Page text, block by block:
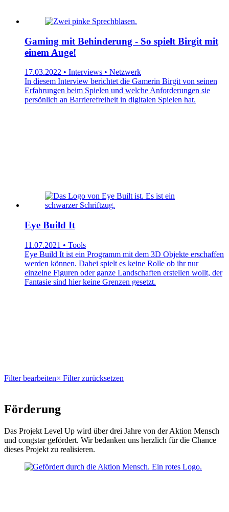
Gaming mit Behinderung - So spielt Birgit mit
einem Auge!
17.03.2022 • Interviews • Netzwerk
In diesem Interview berichtet die Gamerin Birgit von seinen
Erfahrungen beim Spielen und welche Anforderungen sie
persönlich an Barrierefreiheit in digitalen Spielen hat.
Eye Build It
11.07.2021 • Tools
Eye Build It ist ein Programm mit dem 3D Objekte erschaffen
werden können. Dabei spielt es keine Rolle ob ihr nur
einzelne Figuren oder ganze Landschaften erstellen wollt, der
Fantasie sind hier keine Grenzen gesetzt.
Filter bearbeiten× Filter zurücksetzen
Förderung
Das Projekt Level Up wird über drei Jahre von der Aktion Mensch
und congstar gefördert. Wir bedanken uns herzlich für die Chance
dieses Projekt zu realisieren.